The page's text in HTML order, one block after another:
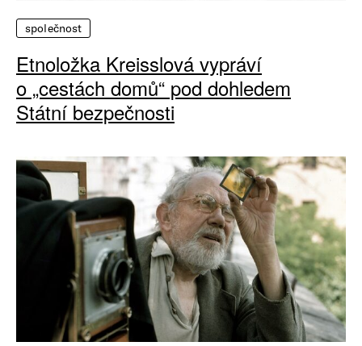
společnost
Etnoložka Kreisslová vypráví
o „cestách domů“ pod dohledem
Státní bezpečnosti